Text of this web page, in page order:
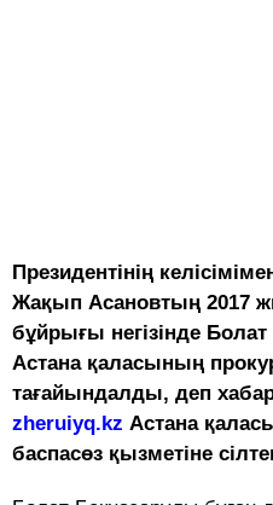
Президентінің
Жақып Асановтың 2017
бұйрығы негізінде
Астана қаласының
тағайындалды, деп
zheruiyq.kz Астана
баспасөз қызметіне